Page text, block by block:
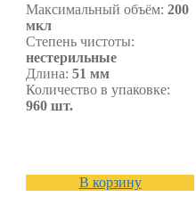
Максимальный объём: 200
мкл
Степень чистоты:
нестерильные
Длина: 51 мм
Количество в упаковке:
960 шт.
В корзину